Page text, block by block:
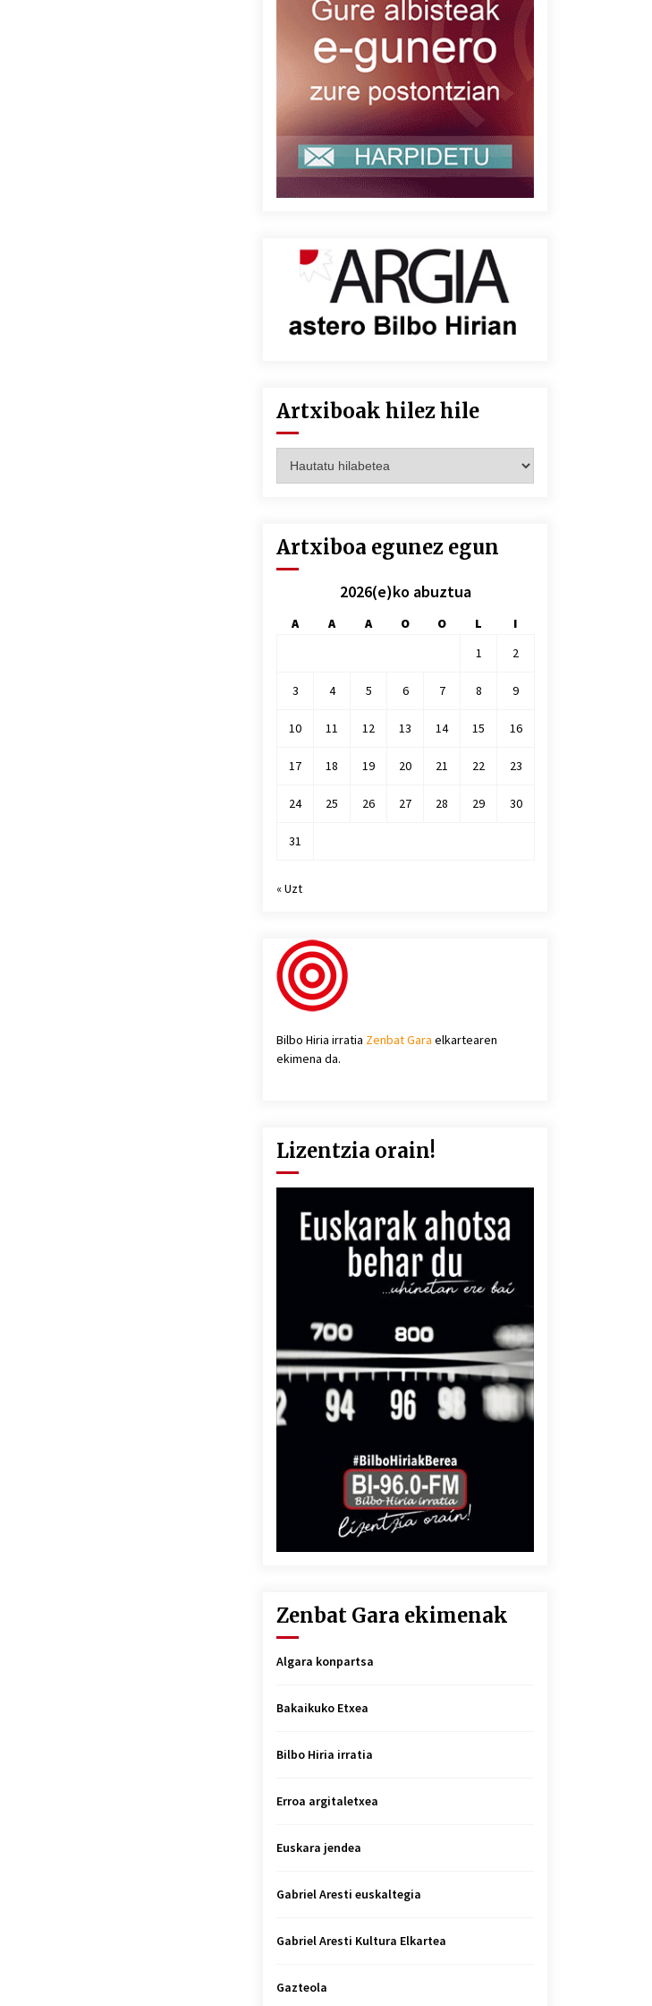
Artxiboak hilez hile
hilez
Artxiboa egunez egun
2026(e)ko abuztua
A A A O O L
I
1
2
3 4 5 6 7 8 9
10 11 12 13 14 15 16
17 18 19 20 21 22 23
24 25 26 27 28 29 30
31
« Uzt
Bilbo Hiria irratia Zenbat Gara elkartearen
ekimena da.
Lizentzia orain!
Zenbat Gara ekimenak
Algara konpartsa
Bakaikuko Etxea
Bilbo Hiria irratia
Erroa argitaletxea
Euskara jendea
Gabriel Aresti euskaltegia
Gabriel Aresti Kultura Elkartea
Gazteola